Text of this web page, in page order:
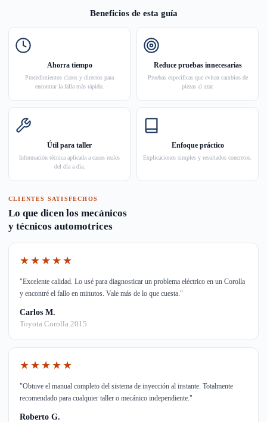
Beneficios de esta guía
Ahorra tiempo
Procedimientos claros y directos para
encontrar la falla más rápido.
Reduce pruebas innecesarias
Pruebas específicas que evitan cambios de
piezas al azar.
Útil para taller
Información técnica aplicada a casos reales
del día a día.
Enfoque práctico
Explicaciones simples y resultados concretos.
CLIENTES SATISFECHOS
Lo que dicen los mecánicos
y técnicos automotrices
★★★★★
"Excelente calidad. Lo usé para diagnosticar un problema eléctrico en un Corolla
y encontré el fallo en minutos. Vale más de lo que cuesta."
Carlos M.
Toyota Corolla 2015
★★★★★
"Obtuve el manual completo del sistema de inyección al instante. Totalmente
recomendado para cualquier taller o mecánico independiente."
Roberto G.